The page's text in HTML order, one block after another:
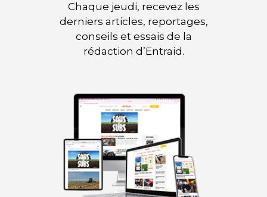
Chaque jeudi, recevez les
derniers articles, reportages,
conseils et essais de la
rédaction d’Entraid.